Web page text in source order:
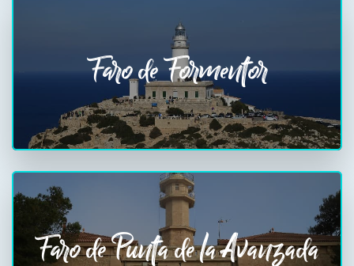
Faro de Formentor
Faro de Punta de la Avanzada